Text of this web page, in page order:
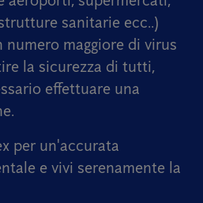
sanitarie ecc..)
numero maggiore di virus
la sicurezza di tutti,
effettuare una
per un'accurata
e vivi serenamente la